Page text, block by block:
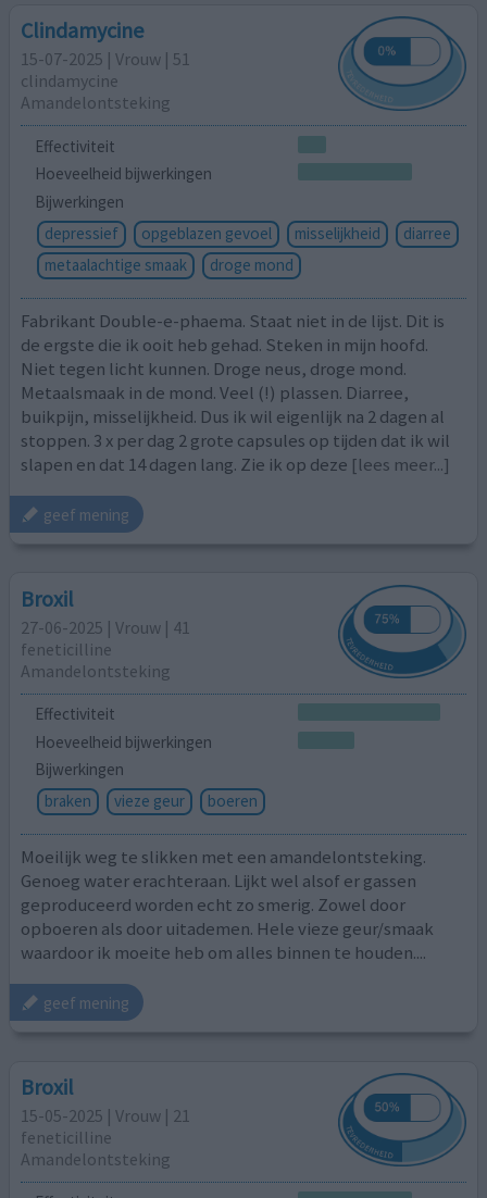
Clindamycine
15-07-2025 | Vrouw | 51
clindamycine
Amandelontsteking
Effectiviteit
Hoeveelheid bijwerkingen
Bijwerkingen
depressief
opgeblazen gevoel misselijkheid
diarree
metaalachtige smaak
droge mond
Fabrikant Double-e-phaema. Staat niet in de lijst. Dit is
de ergste die ik ooit heb gehad. Steken in mijn hoofd.
Niet tegen licht kunnen. Droge neus, droge mond.
Metaalsmaak in de mond. Veel (!) plassen. Diarree,
buikpijn, misselijkheid. Dus ik wil eigenlijk na 2 dagen al
stoppen. 3 x per dag 2 grote capsules op tijden dat ik wil
slapen en dat 14 dagen lang. Zie ik op deze [lees meer...]
geef mening
Broxil
27-06-2025 | Vrouw | 41
feneticilline
Amandelontsteking
Effectiviteit
Hoeveelheid bijwerkingen
Bijwerkingen
braken
vieze geur boeren
Moeilijk weg te slikken met een amandelontsteking.
Genoeg water erachteraan. Lijkt wel alsof er gassen
geproduceerd worden echt zo smerig. Zowel door
opboeren als door uitademen. Hele vieze geur/smaak
waardoor ik moeite heb om alles binnen te houden....
geef mening
Broxil
15-05-2025 | Vrouw | 21
feneticilline
Amandelontsteking